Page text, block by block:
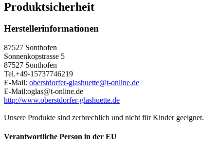
Produktsicherheit
Herstellerinformationen
87527 Sonthofen
Sonnenkopstrasse 5
87527 Sonthofen
Tel.+49-15737746219
E-Mail: oberstdorfer-glashuette@t-online.de
E-Mail:oglas@t-online.de
http://www.oberstdorfer-glashuette.de
Unsere Produkte sind zerbrechlich und nicht für Kinder geeignet.
Verantwortliche Person in der EU